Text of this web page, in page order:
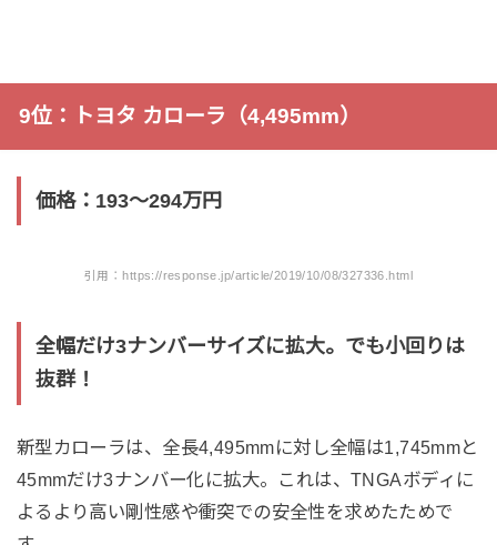
9位：トヨタ カローラ（4,495mm）
価格：193〜294万円
引用：https://response.jp/article/2019/10/08/327336.html
全幅だけ3ナンバーサイズに拡大。でも小回りは
抜群！
新型カローラは、全長4,495mmに対し全幅は1,745mmと
45mmだけ3ナンバー化に拡大。これは、TNGAボディに
よるより高い剛性感や衝突での安全性を求めたためで